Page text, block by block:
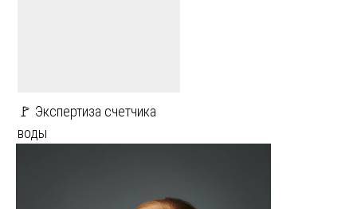
🚩 Экспертиза счетчика
воды